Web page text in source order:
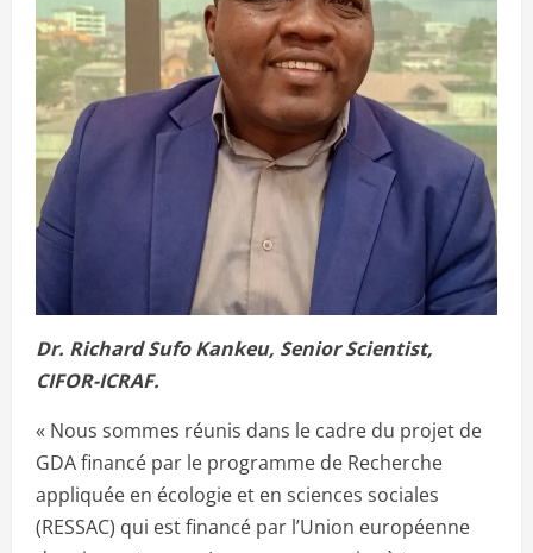
Dr. Richard Sufo Kankeu, Senior Scientist,
CIFOR-ICRAF.
« Nous sommes réunis dans le cadre du projet de
GDA financé par le programme de Recherche
appliquée en écologie et en sciences sociales
(RESSAC) qui est financé par l’Union européenne